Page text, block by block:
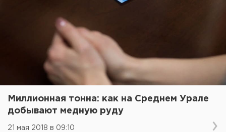
Миллионная тонна: как на Среднем Урале
добывают медную руду
21 мая 2018 в 09:10